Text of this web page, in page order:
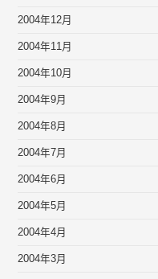
2004年12月
2004年11月
2004年10月
2004年9月
2004年8月
2004年7月
2004年6月
2004年5月
2004年4月
2004年3月